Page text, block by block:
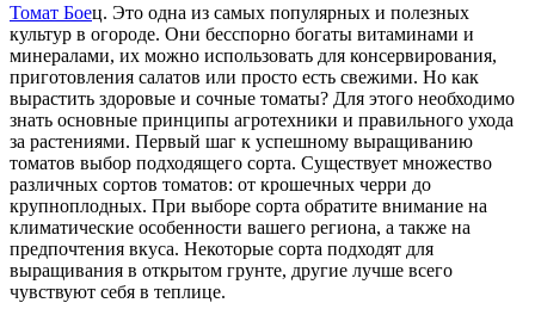
Томат Боец. Это одна из самых популярных и полезных
культур в огороде. Они бесспорно богаты витаминами и
минералами, их можно использовать для консервирования,
приготовления салатов или просто есть свежими. Но как
вырастить здоровые и сочные томаты? Для этого необходимо
знать основные принципы агротехники и правильного ухода
за растениями. Первый шаг к успешному выращиванию
томатов выбор подходящего сорта. Существует множество
различных сортов томатов: от крошечных черри до
крупноплодных. При выборе сорта обратите внимание на
климатические особенности вашего региона, а также на
предпочтения вкуса. Некоторые сорта подходят для
выращивания в открытом грунте, другие лучше всего
чувствуют себя в теплице.